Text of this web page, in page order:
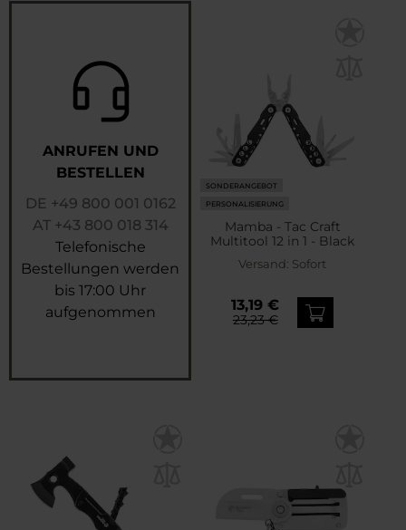
ANRUFEN UND
BESTELLEN
DE +49 800 001 0162
AT+43 800 018 314
Telefonische
Bestellungen werden
bis 17:00 Uhr
aufgenommen
SONDERANGEBOT
PERSONALISIERUNG
Mamba - Tac Craft
Multitool 12 in 1 - Black
Versand: Sofort
13,19 €
23,23 €